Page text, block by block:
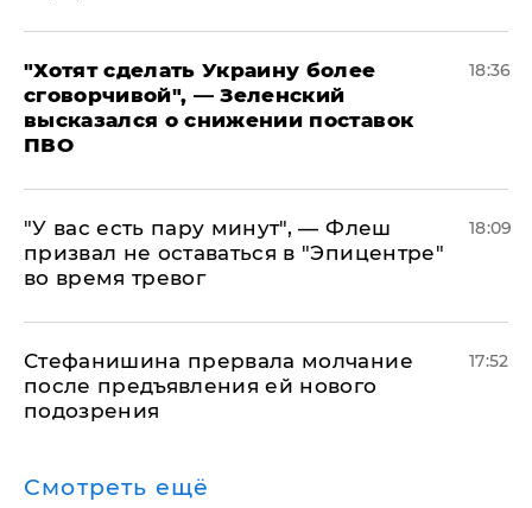
​"Хотят сделать Украину более
сговорчивой", — Зеленский
высказался о снижении поставок
ПВО
18:36
​"У вас есть пару минут", — Флеш
призвал не оставаться в "Эпицентре"
во время тревог
18:09
Стефанишина прервала молчание
после предъявления ей нового
подозрения
17:52
Смотреть ещё